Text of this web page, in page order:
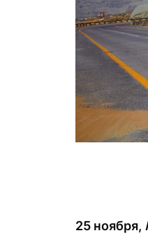
25 ноября,